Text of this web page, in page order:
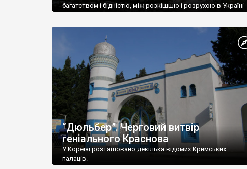
багатством і бідністю, між розкішшю і розрухою в Україні
“Дюльбер”. Черговий витвір
геніального Краснова
У Кореїзі розташовано декілька відомих Кримських
палаців.